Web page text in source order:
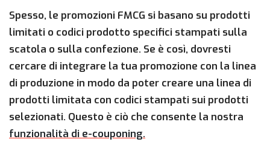
Spesso, le promozioni FMCG si basano su prodotti
limitati o codici prodotto specifici stampati sulla
scatola o sulla confezione. Se è così, dovresti
cercare di integrare la tua promozione con la linea
di produzione in modo da poter creare una linea di
prodotti limitata con codici stampati sui prodotti
selezionati. Questo è ciò che consente la nostra
funzionalità di e-couponing.